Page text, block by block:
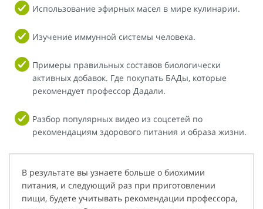
Использование эфирных масел в мире кулинарии.
Изучение иммунной системы человека.
Примеры правильных составов биологически
активных добавок. Где покупать БАДы, которые
рекомендует профессор Дадали.
Разбор популярных видео из соцсетей по
рекомендациям здорового питания и образа жизни.
В результате вы узнаете больше о биохимии
питания, и следующий раз при приготовлении
пищи, будете учитывать рекомендации профессора,